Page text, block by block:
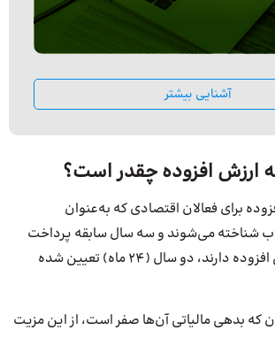
آشنایی بیشتر
ارزش افزوده چقدر است؟
برای فعالان اقتصادی که به‌عنوان
شناخته می‌شوند و سه سال سابقه پرداخت
موفق مالیات بر ارزش افزوده دارند، دو سال (24 ماه) تعیین شده
که بدهی مالیاتی آن‌ها صفر است، از این مزیت